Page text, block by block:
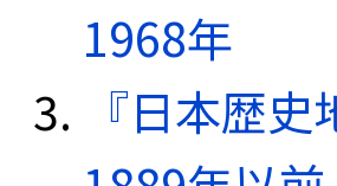
1968年
『日本歴